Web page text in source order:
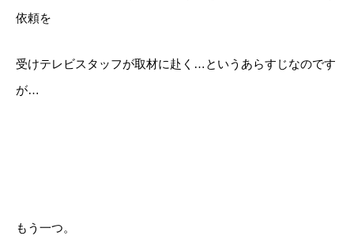
依頼を
受けテレビスタッフが取材に赴く…というあらすじなのです
が…
もう一つ。